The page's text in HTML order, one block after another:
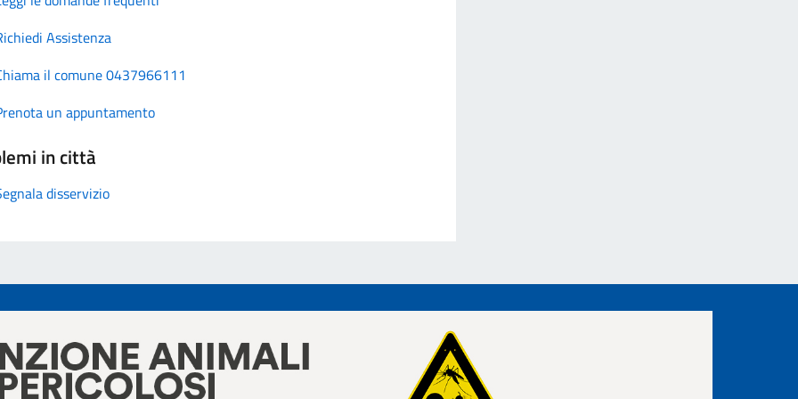
Assistenza
il comune 0437966111
un appuntamento
in città
disservizio